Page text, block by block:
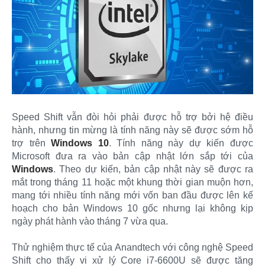
Speed Shift vẫn đòi hỏi phải được hỗ trợ bởi hệ điều
hành, nhưng tin mừng là tính năng này sẽ được sớm hỗ
trợ trênWindows 10. Tính năng này dự kiến được
Microsoft đưa ra vào bản cập nhật lớn sắp tới của
Windows. Theo dự kiến, bản cập nhật này sẽ được ra
mắt trong tháng 11 hoặc một khung thời gian muộn hơn,
mang tới nhiều tính năng mới vốn ban đầu được lên kế
hoạch cho bản Windows 10 gốc nhưng lại không kịp
ngày phát hành vào tháng 7 vừa qua.
Thử nghiệm thực tế của Anandtech với công nghệ Speed
Shift cho thấy vi xử lý Core i7-6600U sẽ được tăng